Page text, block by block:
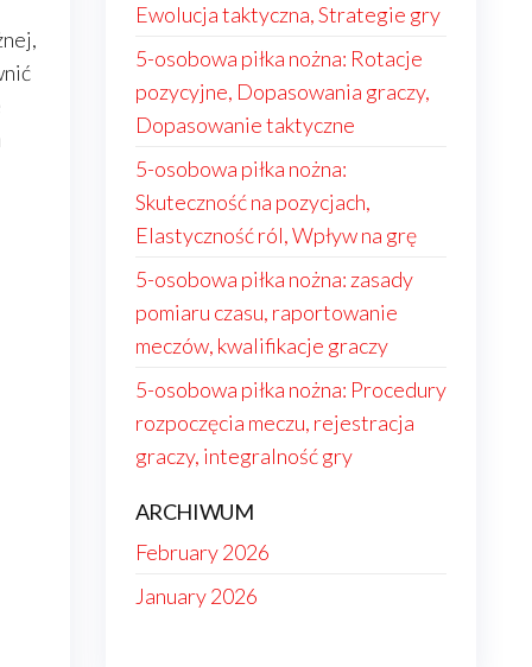
Ewolucja taktyczna, Strategie gry
5-osobowa piłka nożna: Rotacje
pozycyjne, Dopasowania graczy,
Dopasowanie taktyczne
5-osobowa piłka nożna:
Skuteczność na pozycjach,
Elastyczność ról, Wpływ na grę
5-osobowa piłka nożna: zasady
pomiaru czasu, raportowanie
meczów, kwalifikacje graczy
5-osobowa piłka nożna: Procedury
rozpoczęcia meczu, rejestracja
graczy, integralność gry
ARCHIWUM
February 2026
January 2026